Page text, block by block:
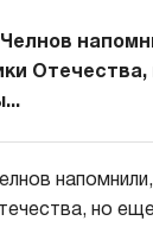
Отечества,
но